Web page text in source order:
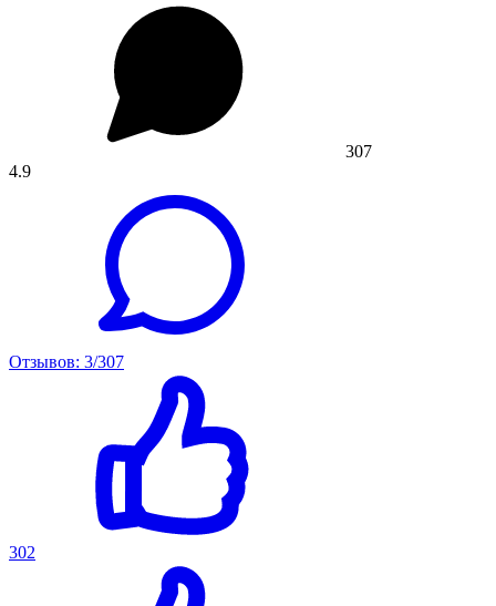
307
4.9
Отзывов: 3/307
302